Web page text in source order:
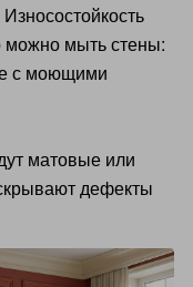
можно мыть стены:
с моющими
матовые или
дефекты